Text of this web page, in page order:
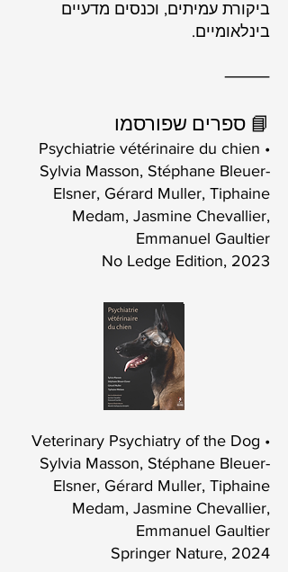
ביקורת עמיתים, וכנסים מדעיים
בינלאומיים.
⸻
📘 ספרים שפורסמו
• Psychiatrie vétérinaire du chien
Sylvia Masson, Stéphane Bleuer-
Elsner, Gérard Muller, Tiphaine
Medam, Jasmine Chevallier,
Emmanuel Gaultier
No Ledge Edition, 2023
• Veterinary Psychiatry of the Dog
Sylvia Masson, Stéphane Bleuer-
Elsner, Gérard Muller, Tiphaine
Medam, Jasmine Chevallier,
Emmanuel Gaultier
Springer Nature, 2024